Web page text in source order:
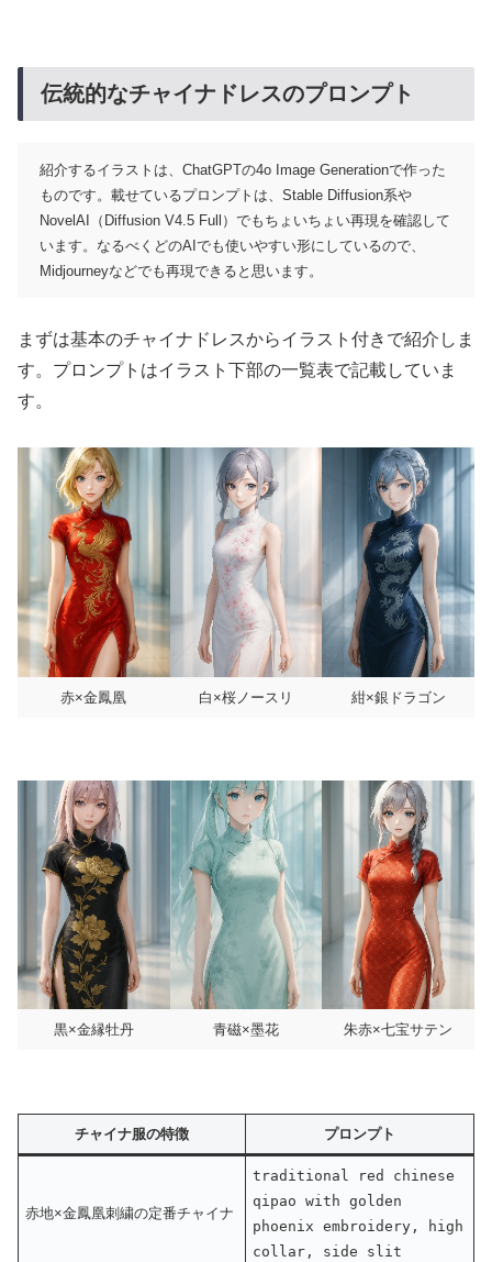
伝統的なチャイナドレスのプロンプト
紹介するイラストは、ChatGPTの4o Image Generationで作った
ものです。載せているプロンプトは、Stable Diffusion系や
NovelAI（Diffusion V4.5 Full）でもちょいちょい再現を確認して
います。なるべくどのAIでも使いやすい形にしているので、
Midjourneyなどでも再現できると思います。
まずは基本のチャイナドレスからイラスト付きで紹介しま
す。プロンプトはイラスト下部の一覧表で記載していま
す。
赤×金鳳凰 白×桜ノースリ 紺×銀ドラゴン
黒×金縁牡丹 青磁×墨花 朱赤×七宝サテン
チャイナ服の特徴 プロンプト
赤地×金鳳凰刺繍の定番チャイナ
traditional red chinese
qipao with golden
phoenix embroidery, high
collar, side slit